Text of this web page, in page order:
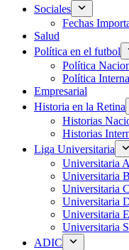
Sociales
Fechas
Salud
Política en el futbol
Política
Política
Empresarial
Historia en la Retina
Historias
Historias
Liga Universitaria
Universitaria A
Universitaria B
Universitaria C
Universitaria
Universitaria E
Universitaria
ADIC